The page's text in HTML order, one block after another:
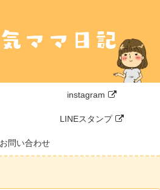
instagram
LINEスタンプ
お問い合わせ